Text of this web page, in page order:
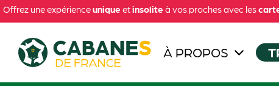
Offrez une expérienceunique etinsolite à vos proches avec les
À PROPOS